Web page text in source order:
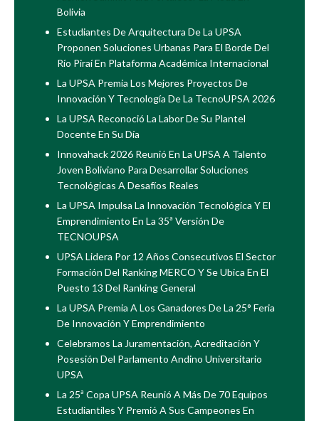
Bolivia
Estudiantes De Arquitectura De La UPSA
Proponen Soluciones Urbanas Para El Borde Del
Río Piraí En Plataforma Académica Internacional
La UPSA Premia Los Mejores Proyectos De
Innovación Y Tecnología De La TecnoUPSA 2026
La UPSA Reconoció La Labor De Su Plantel
Docente En Su Día
Innovahack 2026 Reunió En La UPSA A Talento
Joven Boliviano Para Desarrollar Soluciones
Tecnológicas A Desafíos Reales
La UPSA Impulsa La Innovación Tecnológica Y El
Emprendimiento En La 35ª Versión De
TECNOUPSA
UPSA Lidera Por 12 Años Consecutivos El Sector
Formación Del Ranking MERCO Y Se Ubica En El
Puesto 13 Del Ranking General
La UPSA Premia A Los Ganadores De La 25° Feria
De Innovación Y Emprendimiento
Celebramos La Juramentación, Acreditación Y
Posesión Del Parlamento Andino Universitario
UPSA
La 25ª Copa UPSA Reunió A Más De 70 Equipos
Estudiantiles Y Premió A Sus Campeones En